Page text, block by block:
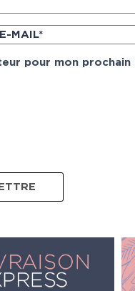
pour mon prochain